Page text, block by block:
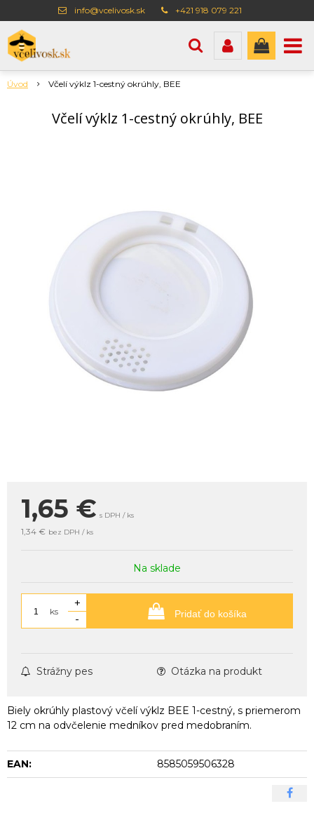
info@vcelivosk.sk +421 918 079 221
Úvod Včelí výklz 1-cestný okrúhly, BEE
Včelí výklz 1-cestný okrúhly, BEE
1,65 € s DPH / ks
1,34 € bez DPH / ks
Na sklade
ks
+
-
Pridať do košíka
Strážny pes Otázka na produkt
Biely okrúhly plastový včelí výklz BEE 1-cestný, s priemerom
12 cm na odvčelenie medníkov pred medobraním.
EAN: 8585059506328